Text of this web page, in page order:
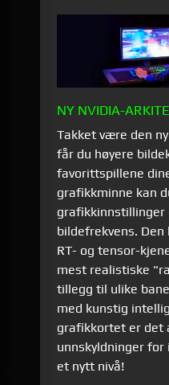
NY NVIDIA-
Takket være den
får du høyere
favorittspillene
grafikkminne kan
grafikkinnstillinger
bildefrekvens. Den
RT- og tensor-
mest realistiske
tillegg til ulike
med kunstig
grafikkortet er det
unnskyldninger
et nytt nivå!